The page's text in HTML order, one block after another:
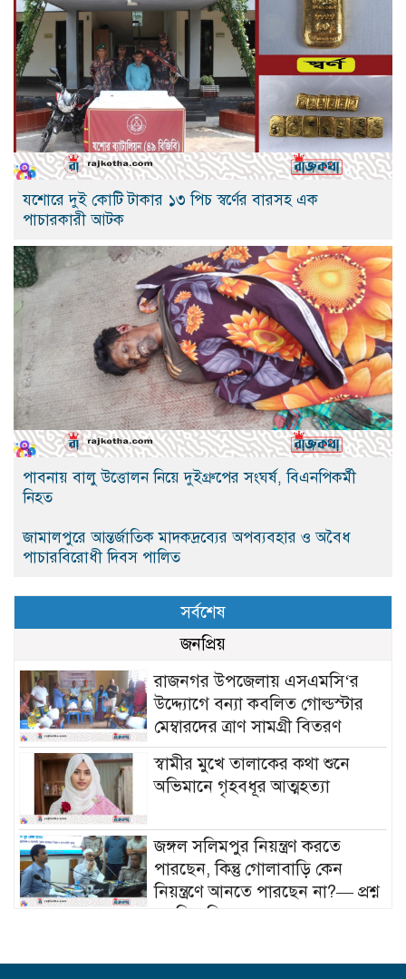
যশোরে দুই কোটি টাকার ১৩ পিচ স্বর্ণের বারসহ এক
পাচারকারী আটক
পাবনায় বালু উত্তোলন নিয়ে দুইগ্রুপের সংঘর্ষ, বিএনপিকর্মী
নিহত
জামালপুরে আন্তর্জাতিক মাদকদ্রব্যের অপব্যবহার ও অবৈধ
পাচারবিরোধী দিবস পালিত
সর্বশেষ
জনপ্রিয়
রাজনগর উপজেলায় এসএমসি‘র
উদ্দ্যোগে বন্যা কবলিত গোল্ডস্টার
মেম্বারদের ত্রাণ সামগ্রী বিতরণ
স্বামীর মুখে তালাকের কথা শুনে
অভিমানে গৃহবধূর আত্মহত্যা
জঙ্গল সলিমপুর নিয়ন্ত্রণ করতে
পারছেন, কিন্তু গোলাবাড়ি কেন
নিয়ন্ত্রণে আনতে পারছেন না?— প্রশ্ন
এমপি মনিরুলের
স্বর্ণের বারসহ এক পাচারকারী আটক